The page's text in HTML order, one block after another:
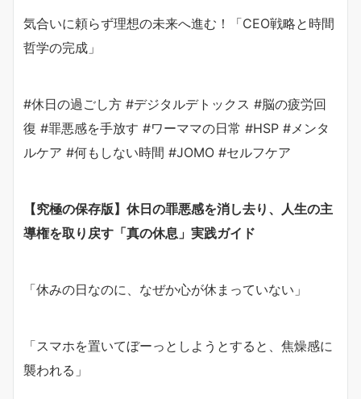
気合いに頼らず理想の未来へ進む！「CEO戦略と時間
哲学の完成」
#休日の過ごし方 #デジタルデトックス #脳の疲労回
復 #罪悪感を手放す #ワーママの日常 #HSP #メンタ
ルケア #何もしない時間 #JOMO #セルフケア
【究極の保存版】休日の罪悪感を消し去り、人生の主
導権を取り戻す「真の休息」実践ガイド
「休みの日なのに、なぜか心が休まっていない」
「スマホを置いてぼーっとしようとすると、焦燥感に
襲われる」